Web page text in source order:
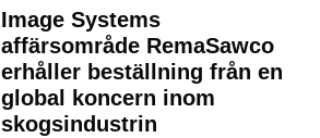
Image Systems
affärsområde RemaSawco
erhåller beställning från en
global koncern inom
skogsindustrin